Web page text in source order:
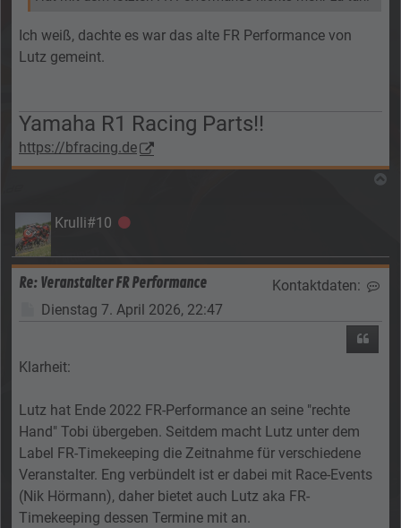
Ich weiß, dachte es war das alte FR Performance von
Lutz gemeint.
Yamaha R1 Racing Parts!!
https://bfracing.de
Krulli#10 Offline
Re: Veranstalter FR Performance Kontaktdaten:
Beitrag
Dienstag 7. April 2026, 22:47
Klarheit:
Lutz hat Ende 2022 FR-Performance an seine "rechte
Hand" Tobi übergeben. Seitdem macht Lutz unter dem
Label FR-Timekeeping die Zeitnahme für verschiedene
Veranstalter. Eng verbündelt ist er dabei mit Race-Events
(Nik Hörmann), daher bietet auch Lutz aka FR-
Timekeeping dessen Termine mit an.